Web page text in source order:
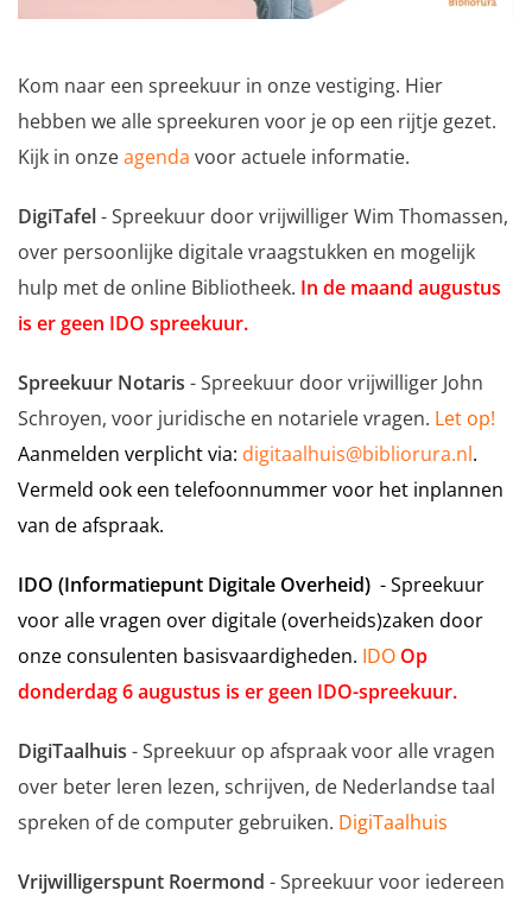
Kom naar een spreekuur in onze vestiging. Hier
hebben we alle spreekuren voor je op een rijtje gezet.
Kijk in onzeagenda voor actuele informatie.
DigiTafel- Spreekuur door vrijwilliger Wim Thomassen,
over persoonlijke digitale vraagstukken en mogelijk
hulp met de online Bibliotheek. In de maand augustus
is er geen IDO spreekuur.
Spreekuur Notaris - Spreekuur door vrijwilliger John
Schroyen, voor juridische en notariele vragen. Let op!
Aanmelden verplicht via: digitaalhuis@bibliorura.nl.
Vermeld ook een telefoonnummer voor het inplannen
van de afspraak.
IDO (Informatiepunt Digitale Overheid) - Spreekuur
voor alle vragen over digitale (overheids)zaken door
onze consulenten basisvaardigheden. IDO Op
donderdag 6 augustus is er geen IDO-spreekuur.
DigiTaalhuis - Spreekuur op afspraak voor alle vragen
over beter leren lezen, schrijven, de Nederlandse taal
spreken of de computer gebruiken. DigiTaalhuis
Vrijwilligerspunt Roermond - Spreekuur voor iedereen